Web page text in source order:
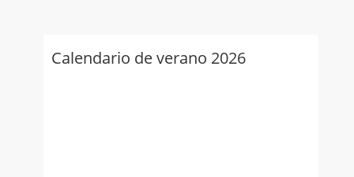
Calendario de verano 2026